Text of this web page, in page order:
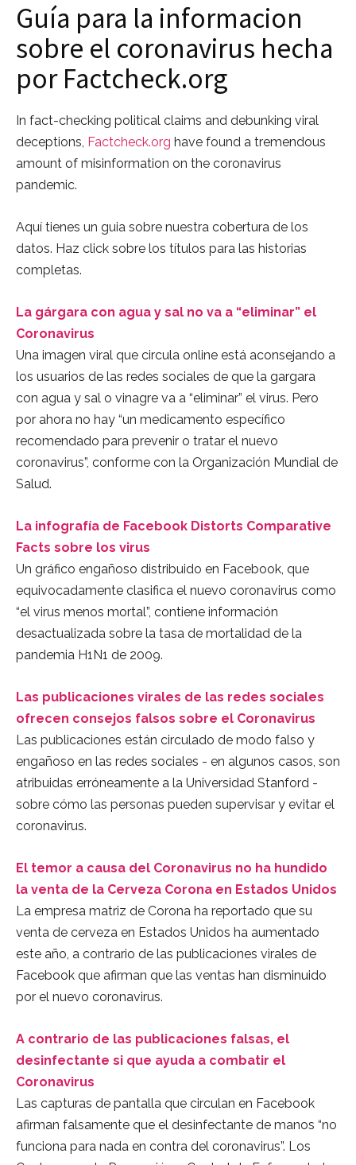
Guía para la informacion
sobre el coronavirus hecha
por Factcheck.org
In fact-checking political claims and debunking viral
deceptions, Factcheck.org have found a tremendous
amount of misinformation on the coronavirus
pandemic.
Aquí tienes un guia sobre nuestra cobertura de los
datos. Haz click sobre los títulos para las historias
completas.
La gárgara con agua y sal no va a “eliminar” el
Coronavirus
Una imagen viral que circula online está aconsejando a
los usuarios de las redes sociales de que la gargara
con agua y sal o vinagre va a “eliminar” el virus. Pero
por ahora no hay “un medicamento específico
recomendado para prevenir o tratar el nuevo
coronavirus”, conforme con la Organización Mundial de
Salud.
La infografía de Facebook Distorts Comparative
Facts sobre los virus
Un gráfico engañoso distribuido en Facebook, que
equivocadamente clasifica el nuevo coronavirus como
“el virus menos mortal”, contiene información
desactualizada sobre la tasa de mortalidad de la
pandemia H1N1 de 2009.
Las publicaciones virales de las redes sociales
ofrecen consejos falsos sobre el Coronavirus
Las publicaciones están circulado de modo falso y
engañoso en las redes sociales - en algunos casos, son
atribuidas erróneamente a la Universidad Stanford -
sobre cómo las personas pueden supervisar y evitar el
coronavirus.
El temor a causa del Coronavirus no ha hundido
la venta de la Cerveza Corona en Estados Unidos
La empresa matriz de Corona ha reportado que su
venta de cerveza en Estados Unidos ha aumentado
este año, a contrario de las publicaciones virales de
Facebook que afirman que las ventas han disminuido
por el nuevo coronavirus.
A contrario de las publicaciones falsas, el
desinfectante si que ayuda a combatir el
Coronavirus
Las capturas de pantalla que circulan en Facebook
afirman falsamente que el desinfectante de manos “no
funciona para nada en contra del coronavirus”. Los